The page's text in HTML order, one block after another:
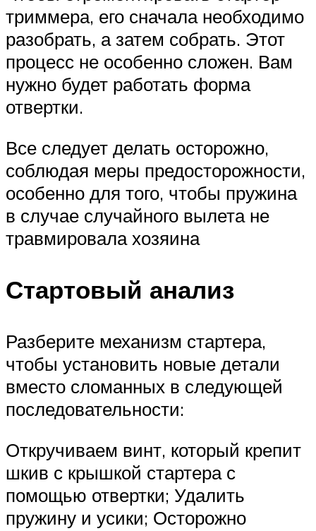
триммера, его сначала необходимо
разобрать, а затем собрать. Этот
процесс не особенно сложен. Вам
нужно будет работать форма
отвертки.
Все следует делать осторожно,
соблюдая меры предосторожности,
особенно для того, чтобы пружина
в случае случайного вылета не
травмировала хозяина
Стартовый анализ
Разберите механизм стартера,
чтобы установить новые детали
вместо сломанных в следующей
последовательности:
Откручиваем винт, который крепит
шкив с крышкой стартера с
помощью отвертки; Удалить
пружину и усики; Осторожно